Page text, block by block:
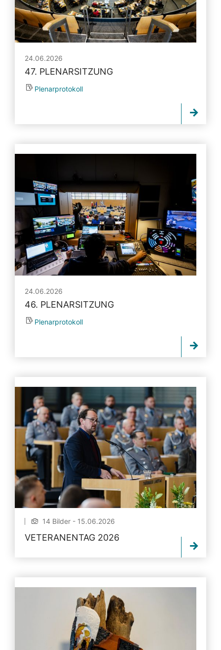
24.06.2026
47. PLENARSITZUNG
Plenarprotokoll
24.06.2026
46. PLENARSITZUNG
Plenarprotokoll
14 Bilder - 15.06.2026
VETERANENTAG 2026